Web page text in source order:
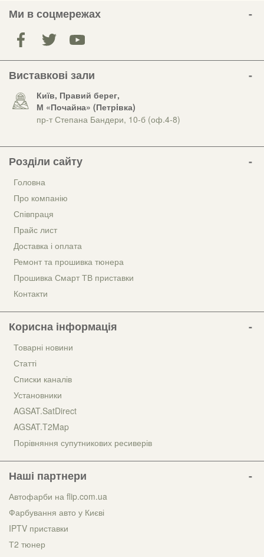
Ми в соцмережах
Виставкові зали
Київ, Правий берег,
М «Почайна» (Петрiвка)
пр-т Степана Бандери, 10-б (оф.4-8)
Розділи сайту
Головна
Про компанію
Співпраця
Прайс лист
Доставка і оплата
Ремонт та прошивка тюнера
Прошивка Смарт ТВ приставки
Контакти
Корисна інформація
Товарні новини
Статті
Списки каналів
Установники
AGSAT.SatDirect
AGSAT.T2Map
Порівняння супутникових ресиверів
Наші партнери
Автофарби на flip.com.ua
Фарбування авто у Києві
IPTV приставки
Т2 тюнер